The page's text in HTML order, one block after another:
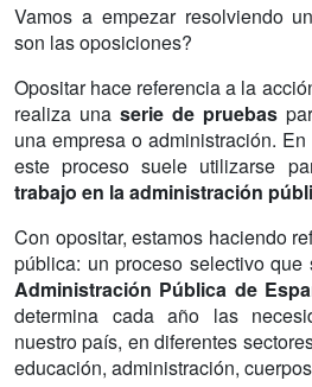
Vamos a empezar resolviendo
son las oposiciones?
Opositar hace referencia a la
realiza una serie de pruebas
una empresa o administración.
este proceso suele utilizarse
trabajo en la administración
Con opositar, estamos haciendo
pública: un proceso selectivo
Administración Pública de
determina cada año las
nuestro país, en diferentes
educación, administración,